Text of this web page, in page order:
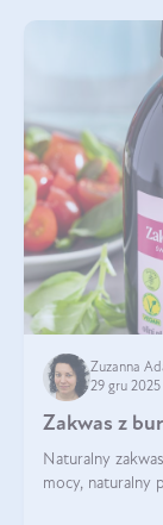
Zuzanna
29 gru 2025
Zakwas z
Naturalny
mocy, naturalny